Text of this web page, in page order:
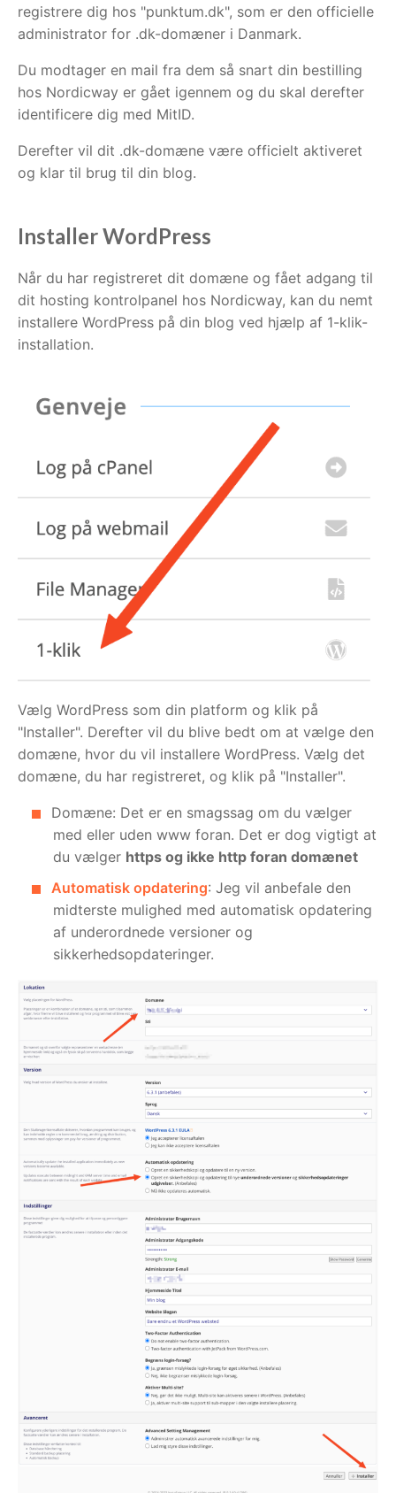
registrere dig hos "punktum.dk", som er den officielle
administrator for .dk-domæner i Danmark.
Du modtager en mail fra dem så snart din bestilling
hos Nordicway er gået igennem og du skal derefter
identificere dig med MitID.
Derefter vil dit .dk-domæne være officielt aktiveret
og klar til brug til din blog.
Installer WordPress
Når du har registreret dit domæne og fået adgang til
dit hosting kontrolpanel hos Nordicway, kan du nemt
installere WordPress på din blog ved hjælp af 1-klik-
installation.
Vælg WordPress som din platform og klik på
"Installer". Derefter vil du blive bedt om at vælge den
domæne, hvor du vil installere WordPress. Vælg det
domæne, du har registreret, og klik på "Installer".
Domæne: Det er en smagssag om du vælger
med eller uden www foran. Det er dog vigtigt at
du vælger https og ikke http foran domænet
Automatisk opdatering: Jeg vil anbefale den
midterste mulighed med automatisk opdatering
af underordnede versioner og
sikkerhedsopdateringer.